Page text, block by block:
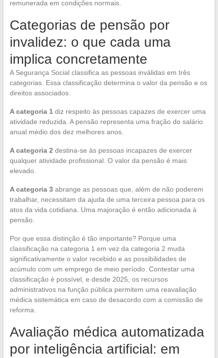
remunerada em condições normais.
Categorias de pensão por
invalidez: o que cada uma
implica concretamente
A Segurança Social classifica as pessoas inválidas em três
categorias. Essa classificação determina o valor da pensão e os
direitos associados.
A categoria 1 diz respeito às pessoas capazes de exercer uma
atividade reduzida. A pensão representa uma fração do salário
anual médio dos dez melhores anos.
A categoria 2 destina-se às pessoas incapazes de exercer
qualquer atividade profissional. O valor da pensão é mais
elevado.
A categoria 3abrange as pessoas que, além de não poderem
trabalhar, necessitam da ajuda de uma terceira pessoa para os
atos da vida cotidiana. Uma majoração é então adicionada à
pensão.
Por que essa distinção é tão importante? Porque uma
classificação na categoria 1 em vez da categoria 2 muda
significativamente o valor recebido e as possibilidades de
acúmulo com um emprego de meio período. Contestar uma
classificação é possível, e desde 2025, os recursos
administrativos na função pública permitem uma reavaliação
médica sistemática em caso de desacordo com a comissão de
reforma.
Avaliação médica automatizada
por inteligência artificial: em